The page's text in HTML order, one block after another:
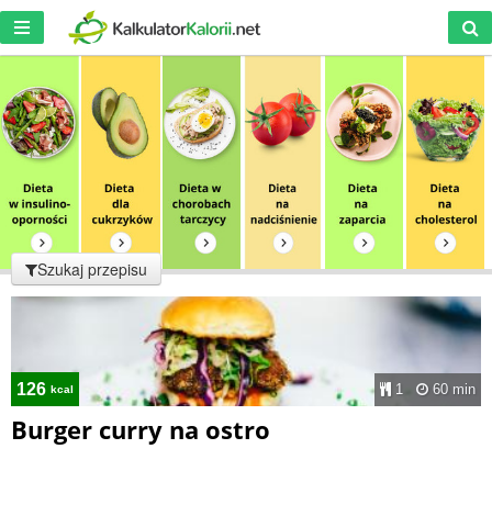
Szukaj przepisu
126 kcal 1 60 min
Burger curry na ostro